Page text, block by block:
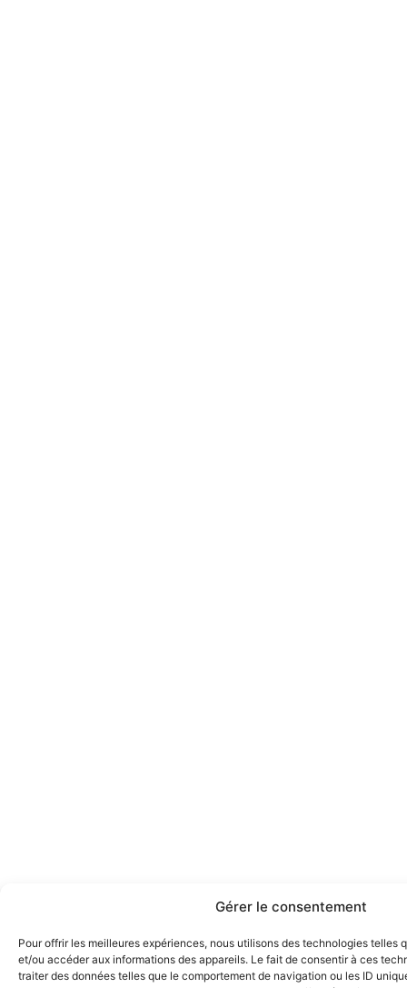
Gérer le consentement
Pour offrir les meilleures expériences, nous utilisons des technologies telles
et/ou accéder aux informations des appareils. Le fait de consentir à ces
traiter des données telles que le comportement de navigation ou les ID